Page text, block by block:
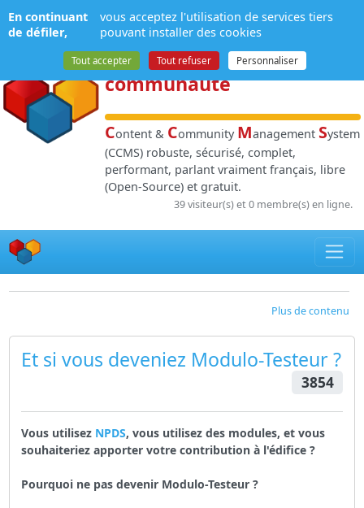
NPDS:Gestion de
contenuet de
communauté
Content & Community Management System
(CCMS) robuste, sécurisé, complet,
performant, parlant vraiment français, libre
(Open-Source) et gratuit.
39 visiteur(s) et 0 membre(s) en ligne.
Plus de contenu
Et si vous deveniez Modulo-Testeur ?
3854
Vous utilisez NPDS, vous utilisez des modules, et vous
souhaiteriez apporter votre contribution à l'édifice ?
Pourquoi ne pas devenir Modulo-Testeur ?
Panneau de gestion des cookies
En continuant
de défiler,
vous acceptez l'utilisation de services tiers
pouvant installer des cookies
Tout accepter Tout refuser Personnaliser